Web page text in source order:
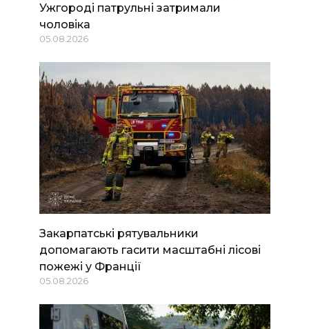
Ужгороді патрульні затримали
чоловіка
05.08.2026
Закарпатські рятувальники
допомагають гасити масштабні лісові
пожежі у Франції
05.08.2026